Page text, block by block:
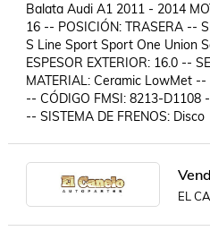
Balata Audi A1 2011 - 2014
16 -- POSICIÓN: TRASERA --
S Line Sport Sport One Union
ESPESOR EXTERIOR: 16.0 --
MATERIAL: Ceramic LowMet --
-- CÓDIGO FMSI: 8213-D1108
-- SISTEMA DE FRENOS: Disco
EL